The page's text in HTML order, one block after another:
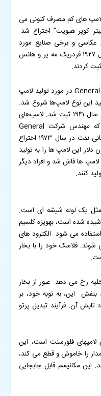
لامپ های کم مصرف کنونی می
۱۸۹۰ به وسیلهٔ “پیتر کوپر هیویت” اختراع شد.
و برخی صنایع مورد
استفاده قرار می گرفت. بعدها و در سال ۱۹۲۷ فردریک مه یر و هانس
کردند.
بعدها جورج اینمان با شرکت General Electric در مورد تولید لامپ
این نوع لامپ‌ها شروع شد.
لامپ‌هایی که در سال ۱۹۳۸ تولید و در سال ۱۹۴۱ ثبت شد. لامپ‌های
کم مصرف نوین به وسیلهٔ اِد هامر، که مهندس شرکت General
Electric بود، در واکنش به بحران جهانی نفت در سال ۱۹۷۳ اختراع
ای در حدود ۲۵ میلیون دلار این لامپ ها را به تولید
لامپ ها فاش شد و افراد دیگر
کنند.
یک لوله شیشه ای است.
شده است، بهویژه کلسیم
می شود. الکترود های
فلاسک خود را با بخار
رخ می دهد. عبور از بخار
این، به نوبه خود، بر
آن. فرآیند تبدیل پرتو
لامپهای فلورسنت است، این
را خاموش و قطع می کند،
این مکانیسم قابل جابجایی